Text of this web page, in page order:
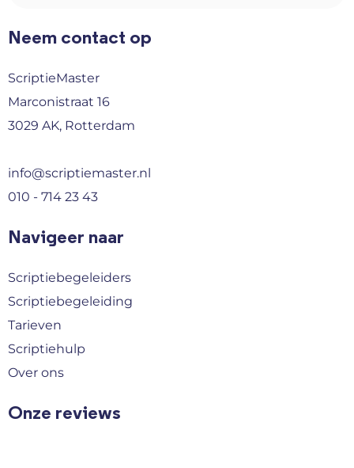
Neem contact op
ScriptieMaster
Marconistraat 16
3029 AK, Rotterdam
info@scriptiemaster.nl
010 - 714 23 43
Navigeer naar
Scriptiebegeleiders
Scriptiebegeleiding
Tarieven
Scriptiehulp
Over ons
Onze reviews